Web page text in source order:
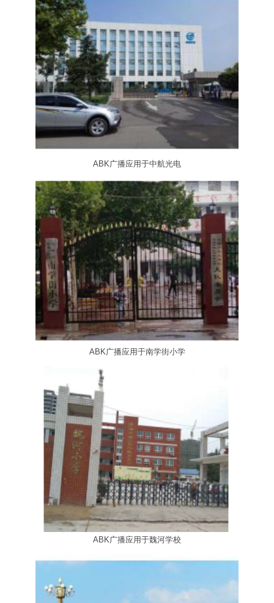
ABK广播应用于中航光电
ABK广播应用于南学街小学
ABK广播应用于魏河学校